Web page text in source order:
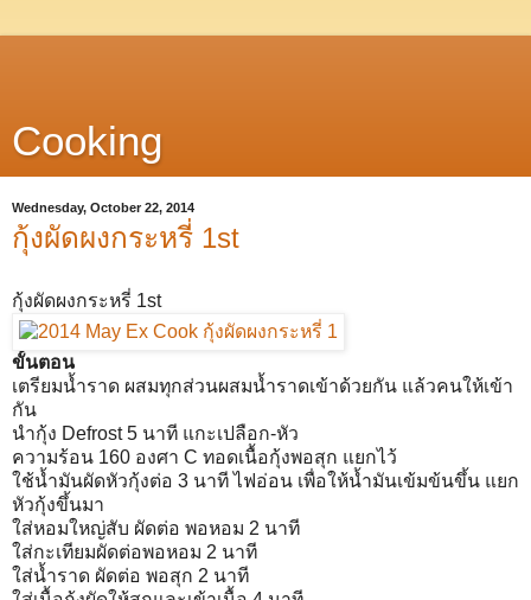
Cooking
Wednesday, October 22, 2014
กุ้งผัดผงกระหรี่ 1st
กุ้งผัดผงกระหรี่ 1st
ขั้นตอน
เตรียมน้ำราด ผสมทุกส่วนผสมน้ำราดเข้าด้วยกัน แล้วคนให้เข้า
กัน
นำกุ้ง Defrost 5 นาที แกะเปลือก-หัว
ความร้อน 160 องศา C ทอดเนื้อกุ้งพอสุก แยกไว้
ใช้น้ำมันผัดหัวกุ้งต่อ 3 นาที ไฟอ่อน เพื่อให้น้ำมันเข้มข้นขึ้น แยก
หัวกุ้งขึ้นมา
ใส่หอมใหญ่สับ ผัดต่อ พอหอม 2 นาที
ใส่กะเทียมผัดต่อพอหอม 2 นาที
ใส่น้ำราด ผัดต่อ พอสุก 2 นาที